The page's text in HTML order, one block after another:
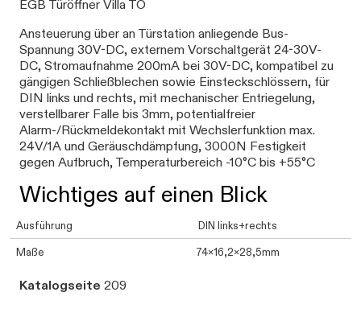
EGB Türöffner Villa TÖ
Ansteuerung über an Türstation anliegende Bus-
Spannung 30V-DC, externem Vorschaltgerät 24-30V-
DC, Stromaufnahme 200mA bei 30V-DC, kompatibel zu
gängigen Schließblechen sowie Einsteckschlössern, für
DIN links und rechts, mit mechanischer Entriegelung,
verstellbarer Falle bis 3mm, potentialfreier
Alarm-/Rückmeldekontakt mit Wechslerfunktion max.
24V/1A und Geräuschdämpfung, 3000N Festigkeit
gegen Aufbruch, Temperaturbereich -10°C bis +55°C
Wichtiges auf einen Blick
Ausführung DIN links+rechts
Maße 74x16,2x28,5mm
Katalogseite 209